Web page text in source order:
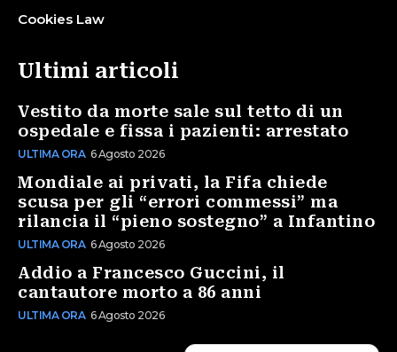
Cookies Law
Ultimi articoli
Vestito da morte sale sul tetto di un
ospedale e fissa i pazienti: arrestato
ULTIMA ORA 6 Agosto 2026
Mondiale ai privati, la Fifa chiede
scusa per gli “errori commessi” ma
rilancia il “pieno sostegno” a Infantino
ULTIMA ORA 6 Agosto 2026
Addio a Francesco Guccini, il
cantautore morto a 86 anni
ULTIMA ORA 6 Agosto 2026